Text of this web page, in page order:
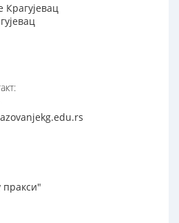
пракси"